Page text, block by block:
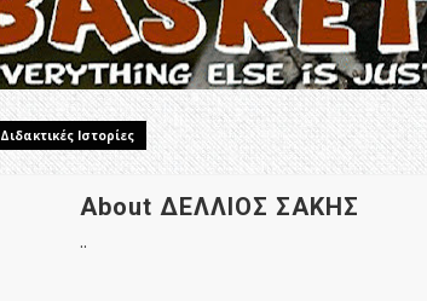
Διδακτικές Ιστορίες
About ΔΕΛΛΙΟΣ ΣΑΚΗΣ
..